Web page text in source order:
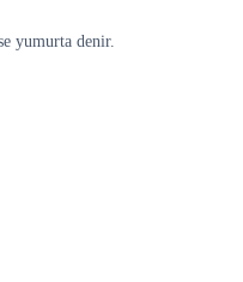
yumurta denir.